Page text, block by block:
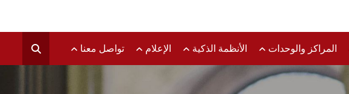
المراكز والوحدات الأنظمة الذكية الإعلام تواصل معنا